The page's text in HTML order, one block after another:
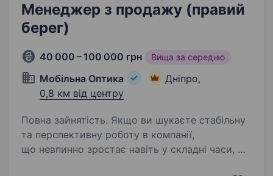
Менеджер з продажу (правий
берег)
40 000 – 100 000 грн Вища за середню
Мобільна Оптика
Дніпро,
0,8 км від центру
Повна зайнятість. Якщо ви шукаєте стабільну
та перспективну роботу в компанії,
що невпинно зростає навіть у складні часи, —